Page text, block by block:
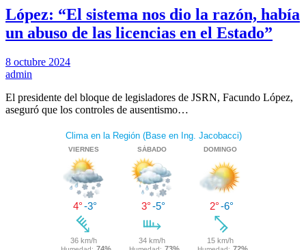
López: “El sistema nos dio la razón, había
un abuso de las licencias en el Estado”
8 octubre 2024
admin
El presidente del bloque de legisladores de JSRN, Facundo López,
aseguró que los controles de ausentismo…